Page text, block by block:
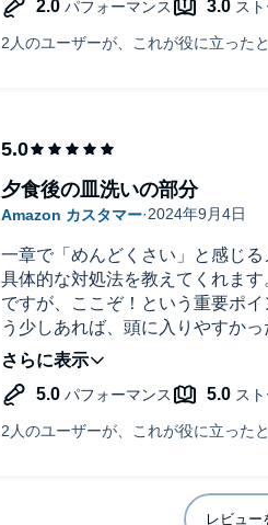
また、ナレーション(特に語尾の"
いました。
一章で「めんどくさい」と感じ
具体的な対処法を教えてくれま
ですが、ここぞ！という重要ポ
う少しあれば、頭に入りやすか
を振り返るためにもう一回聞く予
また、こちらの本の前に、時間
時間は有限で、かつ、お金で買
消すためにどうしたらいいか、
夕食後の皿洗いの部分
レビュー